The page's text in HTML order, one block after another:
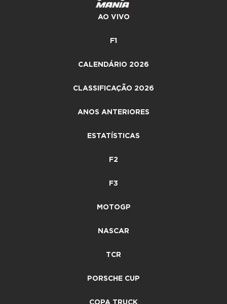
AO VIVO
F1
CALENDÁRIO 2026
CLASSIFICAÇÃO 2026
ANOS ANTERIORES
ESTATÍSTICAS
F2
F3
MOTOGP
NASCAR
TCR
PORSCHE CUP
COPA TRUCK